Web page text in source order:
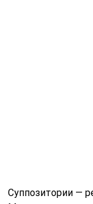
Суппозитории —